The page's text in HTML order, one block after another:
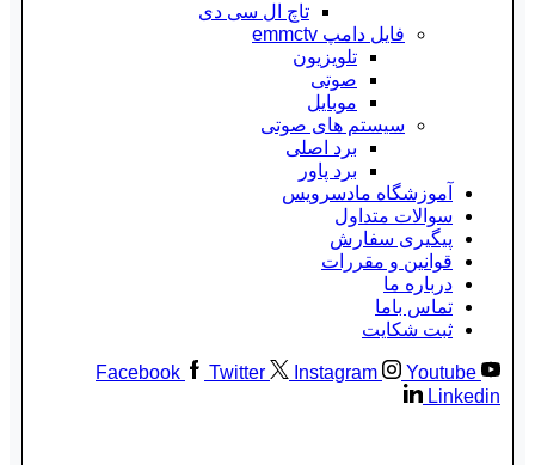
تاچ ال سی دی
فایل دامپ emmctv
تلویزیون
صوتی
موبایل
سیستم های صوتی
برد اصلی
برد پاور
آموزشگاه مادسرویس
سوالات متداول
پیگیری سفارش
قوانین و مقررات
درباره ما
تماس باما
ثبت شکایت
Facebook Twitter Instagram
Youtube
Linkedin